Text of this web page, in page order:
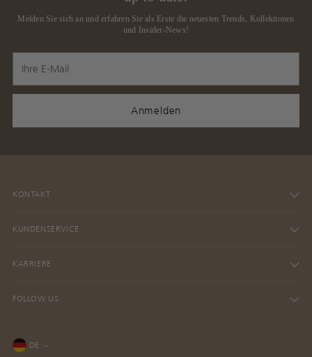
Melden Sie sich an und erfahren Sie als Erste die neuesten Trends, Kollektionen
und Insider-News!
Mail
Anmelden
KONTAKT
KUNDENSERVICE
KARRIERE
FOLLOW US
Sprache
DE